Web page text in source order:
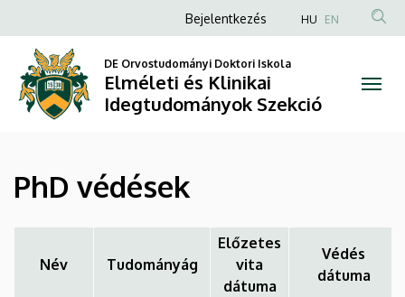
védések
Elméleti
Klinikai
Idegtudományok
Szekció
a
tartalomra
Anonim
fiók
menüje
Bejelentkezés HU EN
DE Orvostudományi Doktori Iskola
Elméleti és Klinikai
Idegtudományok Szekció
PhD védések
Név Tudományág
Előzetes
vita
dátuma
Védés
dátuma